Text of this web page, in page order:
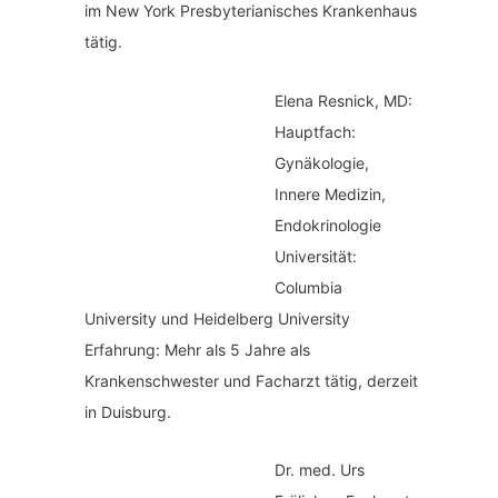
im New York Presbyterianisches Krankenhaus
tätig.
Elena Resnick, MD:
Hauptfach:
Gynäkologie,
Innere Medizin,
Endokrinologie
Universität:
Columbia
University und Heidelberg University
Erfahrung: Mehr als 5 Jahre als
Krankenschwester und Facharzt tätig, derzeit
in Duisburg.
Dr. med. Urs